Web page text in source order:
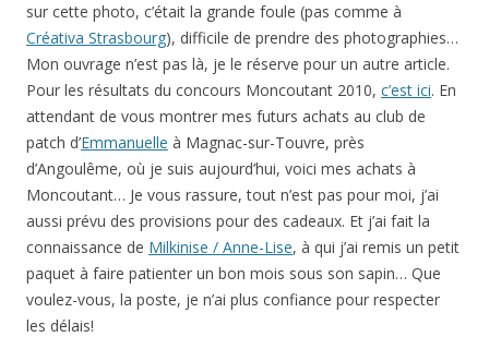
sur cette photo, c’était la grande foule (pas comme à
Créativa Strasbourg), difficile de prendre des photographies…
Mon ouvrage n’est pas là, je le réserve pour un autre article.
Pour les résultats du concours Moncoutant 2010, c’est ici. En
attendant de vous montrer mes futurs achats au club de
patch d’Emmanuelle à Magnac-sur-Touvre, près
d’Angoulême, où je suis aujourd’hui, voici mes achats à
Moncoutant… Je vous rassure, tout n’est pas pour moi, j’ai
aussi prévu des provisions pour des cadeaux. Et j’ai fait la
connaissance de Milkinise / Anne-Lise, à qui j’ai remis un petit
paquet à faire patienter un bon mois sous son sapin… Que
voulez-vous, la poste, je n’ai plus confiance pour respecter
les délais!